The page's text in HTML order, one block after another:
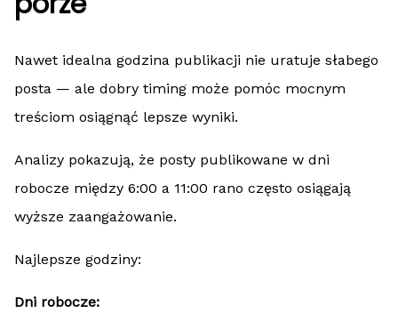
Nawet idealna godzina publikacji nie uratuje słabego
posta — ale dobry timing może pomóc mocnym
treściom osiągnąć lepsze wyniki.
Analizy pokazują, że posty publikowane w dni
robocze między 6:00 a 11:00 rano często osiągają
wyższe zaangażowanie.
Najlepsze godziny:
Dni robocze: